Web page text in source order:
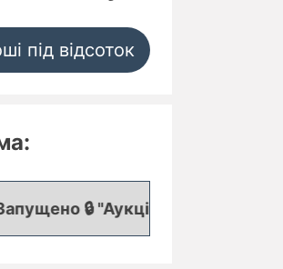
під відсоток
кредитних заявок", де